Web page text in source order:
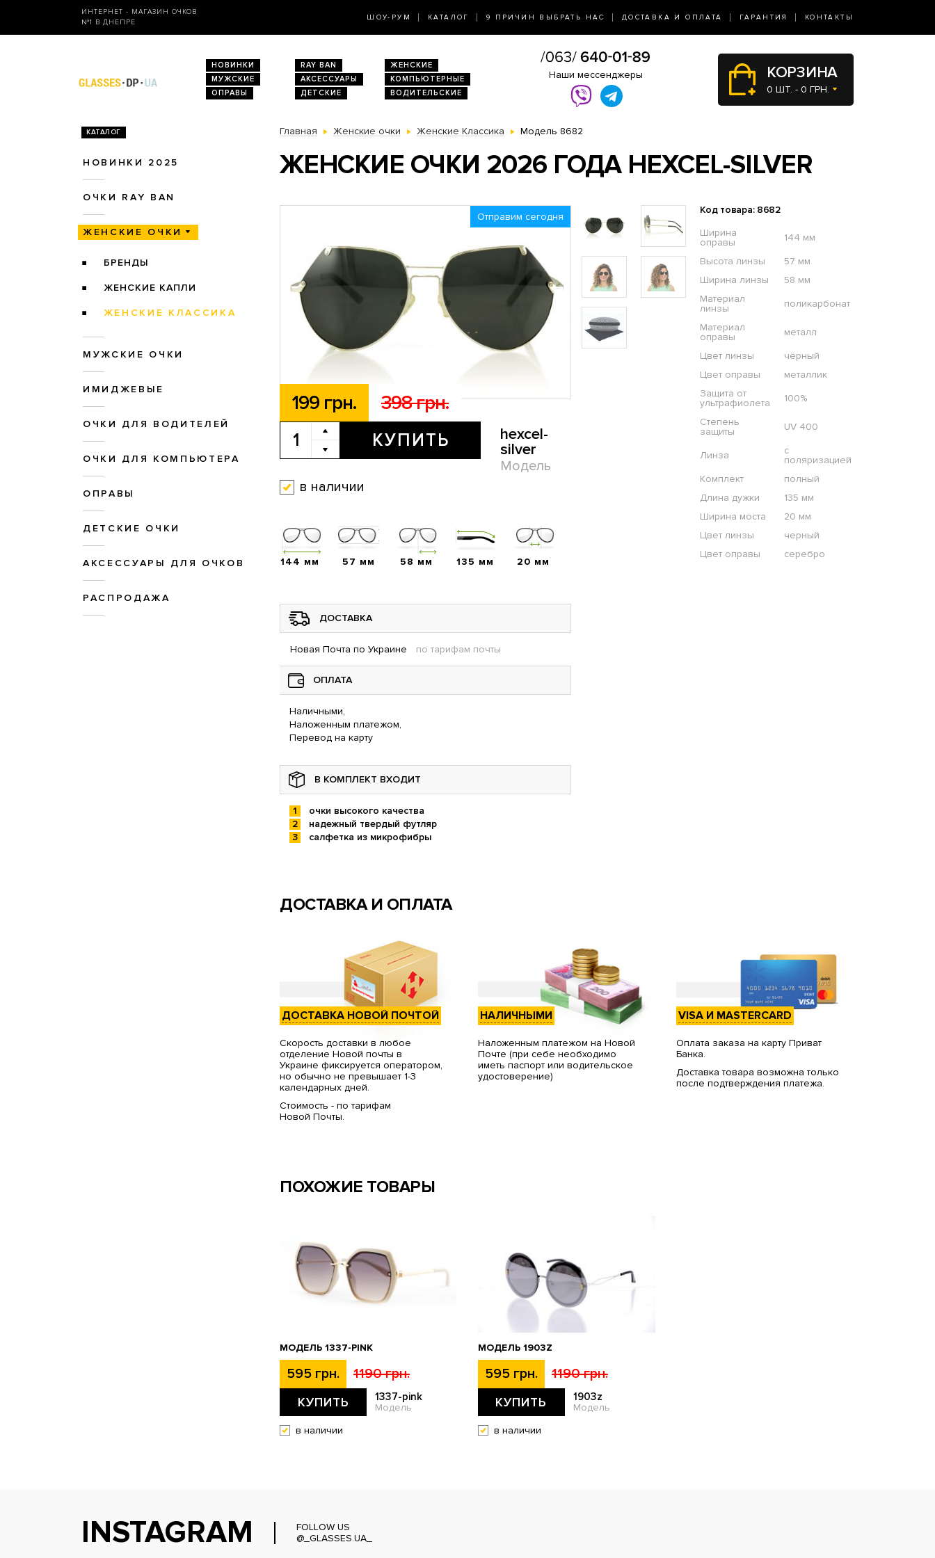
ИНТЕРНЕТ - МАГАЗИН ОЧКОВ
№1 В ДНЕПРЕ
ШОУ-РУМ КАТАЛОГ 9 ПРИЧИН ВЫБРАТЬ НАС ДОСТАВКА И ОПЛАТА ГАРАНТИЯ КОНТАКТЫ
НОВИНКИ RAY BAN
ЖЕНСКИЕ
МУЖСКИЕ
АКСЕССУАРЫ
КОМПЬЮТЕРНЫЕ
ОПРАВЫ
ДЕТСКИЕ ВОДИТЕЛЬСКИЕ
Наши мессенджеры КОРЗИНА
0 ШТ. - 0 ГРН.
КАТАЛОГ
НОВИНКИ 2025
ОЧКИ RAY BAN
ЖЕНСКИЕ ОЧКИ
БРЕНДЫ
ЖЕНСКИЕ КАПЛИ
ЖЕНСКИЕ КЛАССИКА
МУЖСКИЕ ОЧКИ
ИМИДЖЕВЫЕ
ОЧКИ ДЛЯ ВОДИТЕЛЕЙ
ОЧКИ ДЛЯ КОМПЬЮТЕРА
ОПРАВЫ
ДЕТСКИЕ ОЧКИ
АКСЕССУАРЫ ДЛЯ ОЧКОВ
РАСПРОДАЖА
Главная Женские очки Женские Классика Модель 8682
ЖЕНСКИЕ ОЧКИ 2026 ГОДА HEXCEL-SILVER
Отправим сегодня
199 грн. 398 грн.
КУПИТЬ
hexcel-
silver
Модель
в наличии
Код товара: 8682
Ширина
оправы
144 мм
Высота линзы
57 мм
Ширина линзы
58 мм
Материал
линзы
поликарбонат
Материал
оправы
металл
Цвет линзы
чёрный
Цвет оправы
металлик
Защита от
ультрафиолета
100%
Степень
защиты
UV 400
Линза
с
поляризацией
Комплект
полный
Длина дужки
135 мм
Ширина моста
20 мм
Цвет линзы
черный
Цвет оправы
серебро
144 мм 57 мм 58 мм 135 мм 20 мм
ДОСТАВКА
Новая Почта по Украине по тарифам почты
ОПЛАТА
Наличными,
Наложенным платежом,
Перевод на карту
В КОМПЛЕКТ ВХОДИТ
очки высокого качества
надежный твердый футляр
салфетка из микрофибры
ДОСТАВКА И ОПЛАТА
ДОСТАВКА НОВОЙ ПОЧТОЙ
Скорость доставки в любое
отделение Новой почты в
Украине фиксируется оператором,
но обычно не превышает 1-3
календарных дней.
Стоимость - по тарифам
Новой Почты.
НАЛИЧНЫМИ
Наложенным платежом на Новой
Почте (при себе необходимо
иметь паспорт или водительское
удостоверение)
VISA И MASTERCARD
Оплата заказа на карту Приват
Банка.
Доставка товара возможна только
после подтверждения платежа.
ПОХОЖИЕ ТОВАРЫ
МОДЕЛЬ 1337-PINK
595 грн. 1190 грн.
КУПИТЬ 1337-pink
Модель
в наличии
МОДЕЛЬ 1903Z
595 грн. 1190 грн.
КУПИТЬ 1903z
Модель
в наличии
INSTAGRAM
FOLLOW US
@_GLASSES.UA_